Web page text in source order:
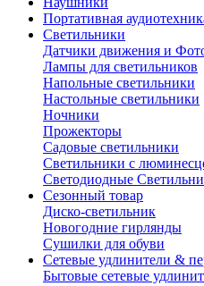
Портативная
Светильники
Датчики движения и
Лампы для светильников
Напольные светильники
Настольные светильники
Ночники
Прожекторы
Садовые светильники
Светильники с
Светодиодные
Сезонный товар
Диско-светильник
Новогодние гирлянды
Сушилки для обуви
Сетевые удлинители &
Бытовые сетевые